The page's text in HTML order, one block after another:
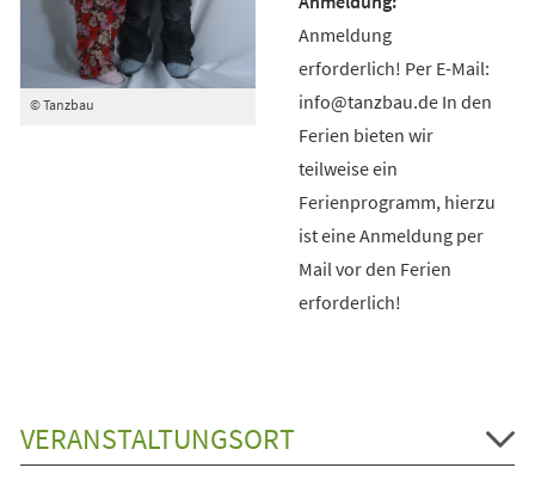
© Tanzbau
Anmeldung
erforderlich! Per E-Mail:
info@tanzbau.de In den
Ferien bieten wir
teilweise ein
Ferienprogramm, hierzu
ist eine Anmeldung per
Mail vor den Ferien
erforderlich!
VERANSTALTUNGSORT